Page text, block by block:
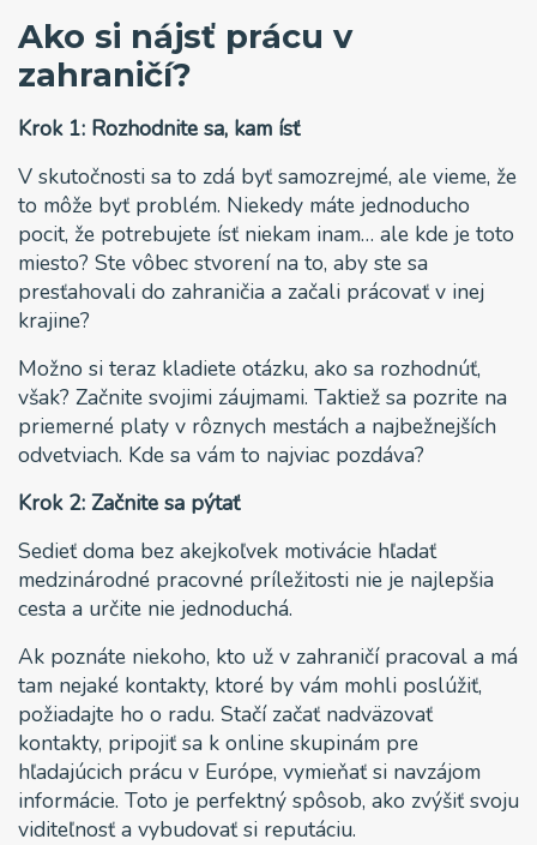
Ako si nájsť prácu v
zahraničí?
Krok 1: Rozhodnite sa, kam ísť
V skutočnosti sa to zdá byť samozrejmé, ale vieme, že
to môže byť problém. Niekedy máte jednoducho
pocit, že potrebujete ísť niekam inam… ale kde je toto
miesto? Ste vôbec stvorení na to, aby ste sa
presťahovali do zahraničia a začali prácovať v inej
krajine?
Možno si teraz kladiete otázku, ako sa rozhodnúť,
však? Začnite svojimi záujmami. Taktiež sa pozrite na
priemerné platy v rôznych mestách a najbežnejších
odvetviach. Kde sa vám to najviac pozdáva?
Krok 2: Začnite sa pýtať
Sedieť doma bez akejkoľvek motivácie hľadať
medzinárodné pracovné príležitosti nie je najlepšia
cesta a určite nie jednoduchá.
Ak poznáte niekoho, kto už v zahraničí pracoval a má
tam nejaké kontakty, ktoré by vám mohli poslúžiť,
požiadajte ho o radu. Stačí začať nadväzovať
kontakty, pripojiť sa k online skupinám pre
hľadajúcich prácu v Európe, vymieňať si navzájom
informácie. Toto je perfektný spôsob, ako zvýšiť svoju
viditeľnosť a vybudovať si reputáciu.